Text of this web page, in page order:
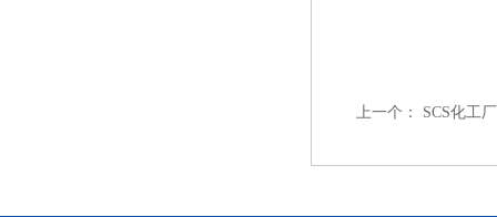
上一个： SCS化工